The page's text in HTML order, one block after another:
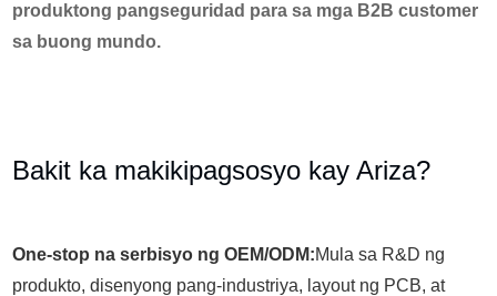
produktong pangseguridad para sa mga B2B customer
sa buong mundo.
Bakit ka makikipagsosyo kay Ariza?
One-stop na serbisyo ng OEM/ODM:Mula sa R&D ng
produkto, disenyong pang-industriya, layout ng PCB, at